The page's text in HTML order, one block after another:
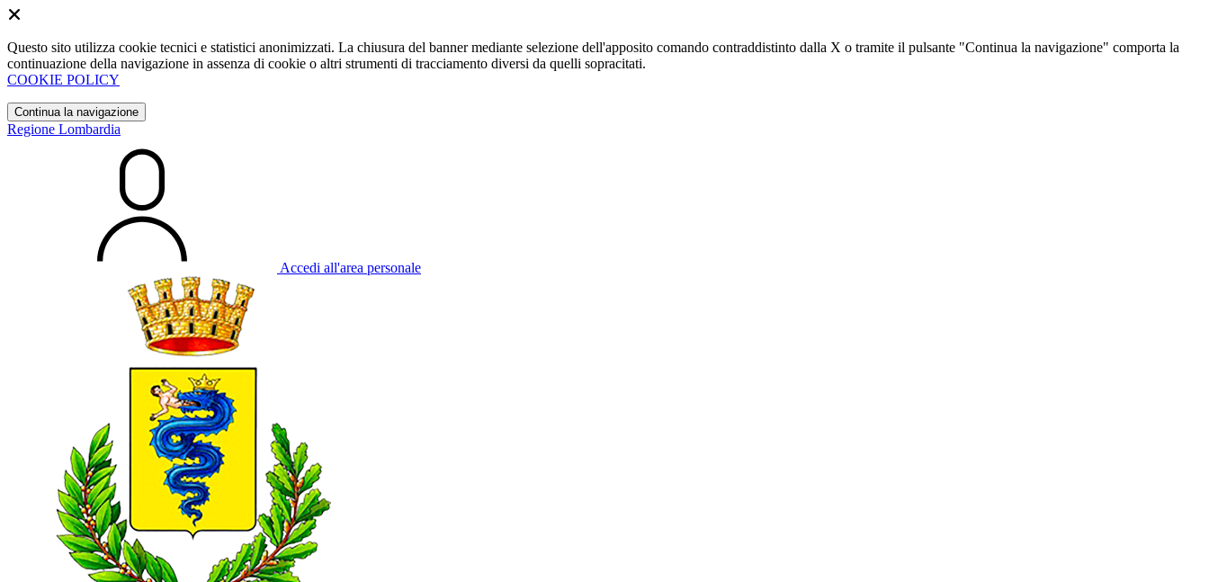
Questo sito utilizza cookie tecnici e statistici anonimizzati. La chiusura del banner mediante selezione dell'apposito comando contraddistinto dalla X o tramite il pulsante "Continua la navigazione" comporta la
continuazione della navigazione in assenza di cookie o altri strumenti di tracciamento diversi da quelli sopracitati.
COOKIE POLICY
Continua la navigazione
Regione Lombardia
Accedi all'area personale